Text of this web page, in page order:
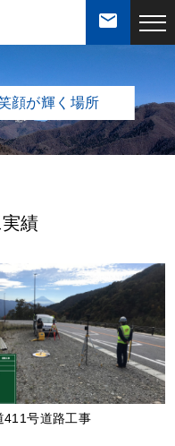
mail
私達の強み
社員紹介
採用・求人
顔が輝く場所
績
411号道路工事